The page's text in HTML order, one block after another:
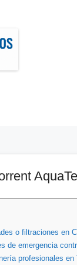
o filtraciones en
de emergencia
profesionales en